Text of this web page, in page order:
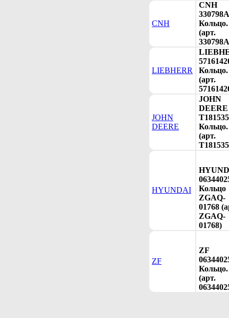
CNH
CNH
Кольцо.
(арт.
LIEBHERR
Кольцо.
(арт.
JOHN
DEERE
JOHN
DEERE
T181535
Кольцо.
(арт.
HYUNDAI
Кольцо
ZGAQ-
01768
ZGAQ-
01768)
ZF
ZF
Кольцо.
(арт.